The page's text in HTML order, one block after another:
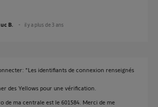
B. il y a plus de 3 ans
"Les identifiants de connexion renseignés
des Yellows pour une vérification.
de ma centrale est le 601584. Merci de me